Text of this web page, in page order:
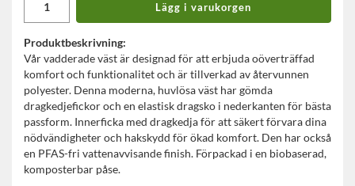
Lägg i varukorgen
Produktbeskrivning:
Vår vadderade väst är designad för att erbjuda oöverträffad
komfort och funktionalitet och är tillverkad av återvunnen
polyester. Denna moderna, huvlösa väst har gömda
dragkedjefickor och en elastisk dragsko i nederkanten för bästa
passform. Innerficka med dragkedja för att säkert förvara dina
nödvändigheter och hakskydd för ökad komfort. Den har också
en PFAS-fri vattenavvisande finish. Förpackad i en biobaserad,
komposterbar påse.